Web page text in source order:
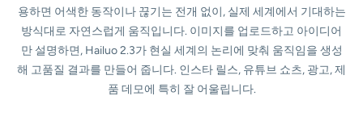
비디오 인핸서
영상 워터마크 제거기
용하면 어색한 동작이나 끊기는 전개 없이, 실제 세계에서 기대하는
방식대로 자연스럽게 움직입니다. 이미지를 업로드하고 아이디어
만 설명하면, Hailuo 2.3가 현실 세계의 논리에 맞춰 움직임을 생성
해 고품질 결과를 만들어 줍니다. 인스타 릴스, 유튜브 쇼츠, 광고, 제
품 데모에 특히 잘 어울립니다.